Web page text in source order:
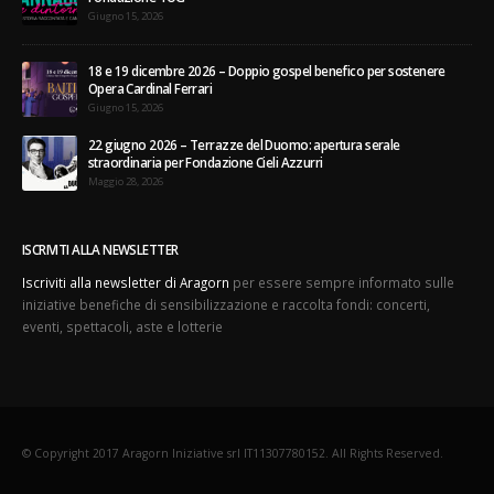
Giugno 15, 2026
18 e 19 dicembre 2026 – Doppio gospel benefico per sostenere
Opera Cardinal Ferrari
Giugno 15, 2026
22 giugno 2026 – Terrazze del Duomo: apertura serale
straordinaria per Fondazione Cieli Azzurri
Maggio 28, 2026
ISCRIVITI ALLA NEWSLETTER
Iscriviti alla newsletter di Aragorn per essere sempre informato sulle
iniziative benefiche di sensibilizzazione e raccolta fondi: concerti,
eventi, spettacoli, aste e lotterie
© Copyright 2017 Aragorn Iniziative srl IT11307780152. All Rights Reserved.